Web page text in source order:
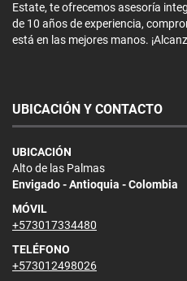
Estate, te ofrecemos asesoría
de 10 años de experiencia,
está en las mejores manos.
UBICACIÓN Y CONTACTO
UBICACIÓN
Alto de las Palmas
Envigado - Antioquia - Colombia
MÓVIL
+573017334480
TELÉFONO
+573012498026